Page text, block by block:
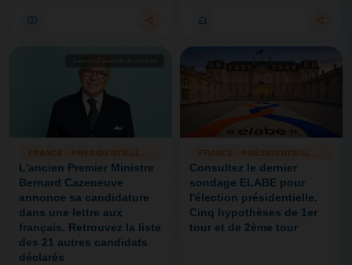
FRANCE - PRESIDENTIELLE 2027
L'ancien Premier Ministre
Bernard Cazeneuve
annonce sa candidature
dans une lettre aux
français. Retrouvez la liste
des 21 autres candidats
déclarés
FRANCE - PRÉSIDENTIELLE 2027
Consultez le dernier
sondage ELABE pour
l'élection présidentielle.
Cinq hypothèses de 1er
tour et de 2ème tour